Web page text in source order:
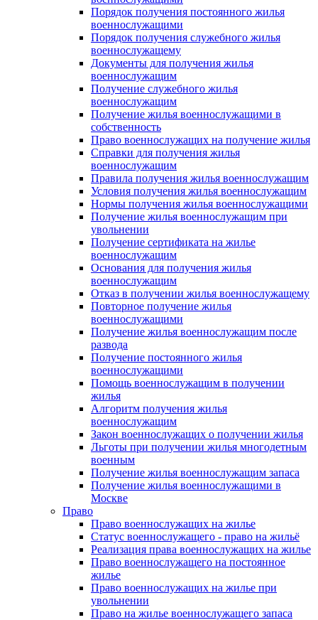
Порядок получения постоянного жилья
военнослужащими
Порядок получения служебного жилья
военнослужащему
Документы для получения жилья
военнослужащим
Получение служебного жилья
военнослужащим
Получение жилья военнослужащими в
собственность
Право военнослужащих на получение жилья
Справки для получения жилья
военнослужащим
Правила получения жилья военнослужащим
Условия получения жилья военнослужащим
Нормы получения жилья военнослужащими
Получение жилья военнослужащим при
увольнении
Получение сертификата на жилье
военнослужащим
Основания для получения жилья
военнослужащим
Отказ в получении жилья военнослужащему
Повторное получение жилья
военнослужащими
Получение жилья военнослужащим после
развода
Получение постоянного жилья
военнослужащими
Помощь военнослужащим в получении
жилья
Алгоритм получения жилья
военнослужащим
Закон военнослужащих о получении жилья
Льготы при получении жилья многодетным
военным
Получение жилья военнослужащим запаса
Получение жилья военнослужащими в
Москве
Право
Право военнослужащих на жилье
Статус военнослужащего - право на жильё
Реализация права военнослужащих на жилье
Право военнослужащего на постоянное
жилье
Право военнослужащих на жилье при
увольнении
Право на жилье военнослужащего запаса